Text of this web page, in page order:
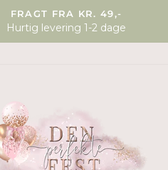
FRAGT FRA KR. 49,-
Hurtig levering 1-2 dage